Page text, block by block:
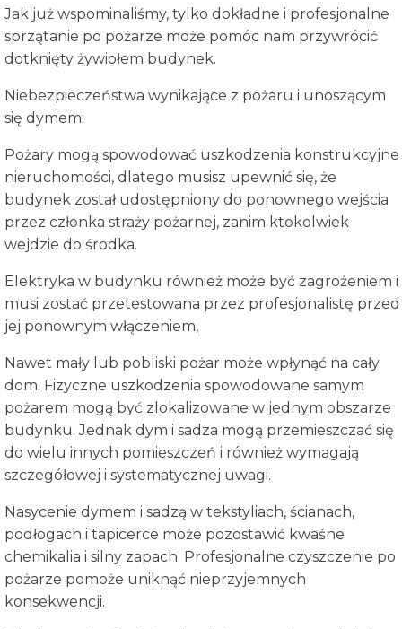
Jak już wspominaliśmy, tylko dokładne i profesjonalne
sprzątanie po pożarze może pomóc nam przywrócić
dotknięty żywiołem budynek.
Niebezpieczeństwa wynikające z pożaru i unoszącym
się dymem:
Pożary mogą spowodować uszkodzenia konstrukcyjne
nieruchomości, dlatego musisz upewnić się, że
budynek został udostępniony do ponownego wejścia
przez członka straży pożarnej, zanim ktokolwiek
wejdzie do środka.
Elektryka w budynku również może być zagrożeniem i
musi zostać przetestowana przez profesjonalistę przed
jej ponownym włączeniem,
Nawet mały lub pobliski pożar może wpłynąć na cały
dom. Fizyczne uszkodzenia spowodowane samym
pożarem mogą być zlokalizowane w jednym obszarze
budynku. Jednak dym i sadza mogą przemieszczać się
do wielu innych pomieszczeń i również wymagają
szczegółowej i systematycznej uwagi.
Nasycenie dymem i sadzą w tekstyliach, ścianach,
podłogach i tapicerce może pozostawić kwaśne
chemikalia i silny zapach. Profesjonalne czyszczenie po
pożarze pomoże uniknąć nieprzyjemnych
konsekwencji.